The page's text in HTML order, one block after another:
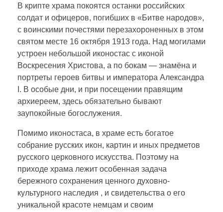
В крипте храма покоятся останки российских
солдат и офицеров, погибших в «Битве народов»,
с воинскими почестями перезахороненных в этом
святом месте 16 октября 1913 года. Над могилами
устроен небольшой иконостас с иконой
Воскресения Христова, а по бокам — знамёна и
портреты героев битвы и императора Александра
I. В особые дни, и при посещении правящим
архиереем, здесь обязательно бывают
заупокойные богослужения.
Помимо иконостаса, в храме есть богатое
собрание русских икон, картин и иных предметов
русского церковного искусства. Поэтому на
приходе храма лежит особенная задача
бережного сохранения ценного духовно-
культурного наследия , и свидетельства о его
уникальной красоте немцам и своим